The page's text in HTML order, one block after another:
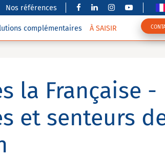
Nos références
complémentaires À SAISIR
la Française -
et senteurs